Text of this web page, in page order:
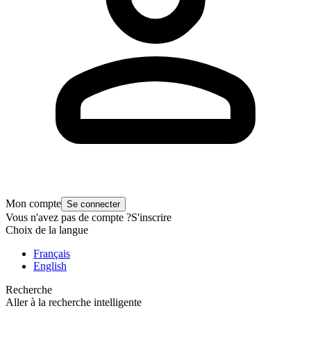
Mon compte Se connecter
Vous n'avez pas de compte ?S'inscrire
Choix de la langue
Français
English
Recherche
Aller à la recherche intelligente